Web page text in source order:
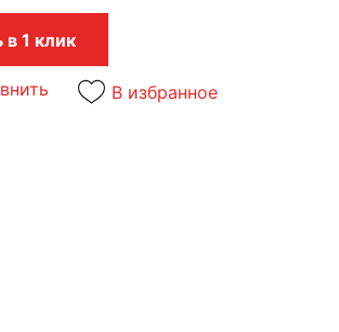
в 1 клик
В избранное